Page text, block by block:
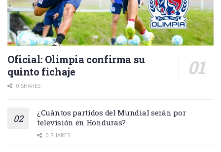
Oficial: Olimpia confirma su
quinto fichaje
0 SHARES
¿Cuántos partidos del Mundial serán por
televisión en Honduras?
0 SHARES